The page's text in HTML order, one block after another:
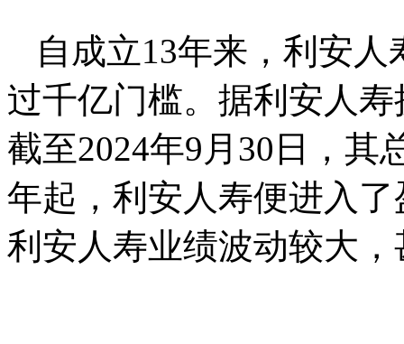
自成立13年来，利安
过千亿门槛。据利安人
截至2024年9月30日，其
年起，利安人寿便进入
利安人寿业绩波动较大